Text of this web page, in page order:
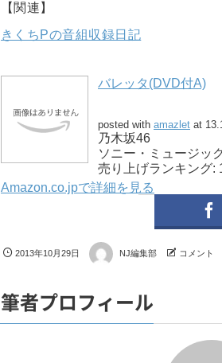
【関連】
きくちPの音組収録日記
バレッタ(DVD付A)
posted with amazlet at
乃木坂46
ソニー・ミュージッ
売り上げランキング:
Amazon.co.jpで詳細を見る
2013年10月29日 NJ編集部 コメント
筆者プロフィール